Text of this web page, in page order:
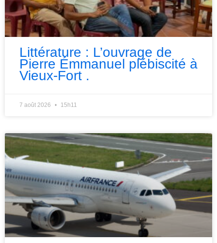
Littérature : L’ouvrage de
Pierre Émmanuel plébiscité à
Vieux-Fort .
7 août 2026 15h11